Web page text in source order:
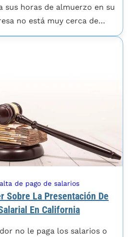
sus horas de almuerzo en su
no está muy cerca de…
de pago de salarios
Sobre La Presentación De
En California
no le paga los salarios o